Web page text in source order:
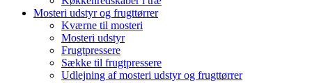
Mosteri udstyr og frugttørrer
Kværne til mosteri
Mosteri udstyr
Frugtpressere
Sække til frugtpressere
Udlejning af mosteri udstyr og frugttørrer